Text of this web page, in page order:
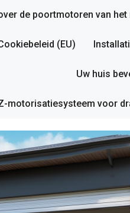
de poortmotoren van het
(EU)
Uw huis
motorisatiesysteem voor